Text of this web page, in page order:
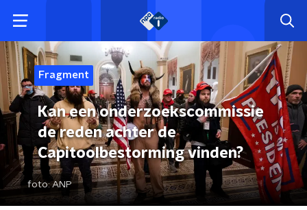
Fragment
Kan een onderzoekscommissie
de reden achter de
Capitoolbestorming vinden?
foto:ANP